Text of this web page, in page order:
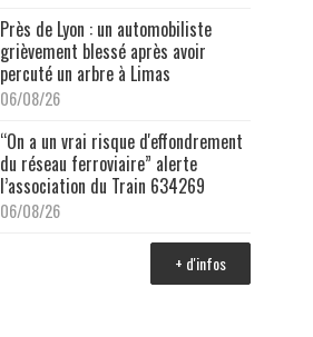
Près de Lyon : un automobiliste
grièvement blessé après avoir
percuté un arbre à Limas
06/08/26
“On a un vrai risque d'effondrement
du réseau ferroviaire” alerte
l’association du Train 634269
06/08/26
+ d'infos